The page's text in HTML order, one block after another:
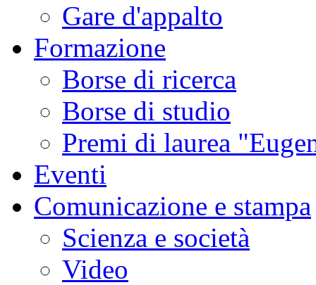
Gare d'appalto
Formazione
Borse di ricerca
Borse di studio
Premi di laurea
Eventi
Comunicazione e stampa
Scienza e società
Video